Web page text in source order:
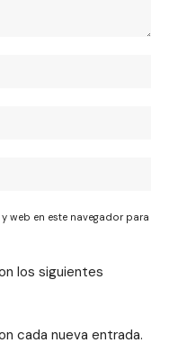
web en este navegador para
los siguientes
cada nueva entrada.